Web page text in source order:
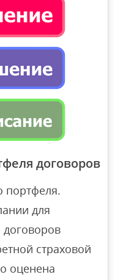
договоров
портфеля.
для
договоров
страховой
оценена